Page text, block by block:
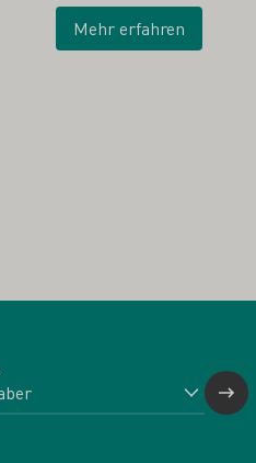
Mehr erfahren